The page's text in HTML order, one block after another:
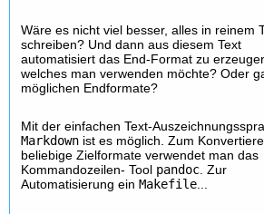
Wäre es nicht viel besser, alles in reinem
schreiben? Und dann aus diesem Text
automatisiert das End-Format zu
welches man verwenden möchte? Oder
möglichen Endformate?
Mit der einfachen Text-
Markdown ist es möglich. Zum
beliebige Zielformate verwendet man das
Kommandozeilen- Tool pandoc . Zur
Automatisierung einMakefile